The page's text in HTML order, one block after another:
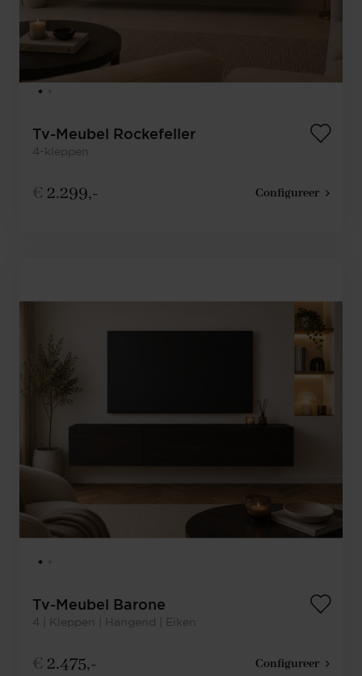
Tv-Meubel Rockefeller
4-kleppen
€ 2.299,- Configureer
Tv-Meubel Barone
4 | Kleppen | Hangend | Eiken
€ 2.475,- Configureer